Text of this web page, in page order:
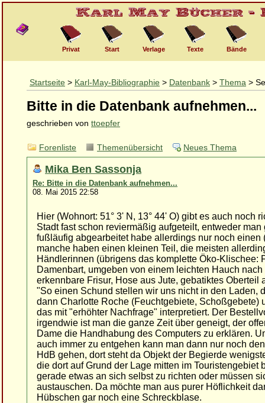
Privat Start Verlage Texte Bände
Startseite > Karl-May-Bibliographie > Datenbank > Thema >
Bitte in die Datenbank aufnehmen...
geschrieben von ttoepfer
Forenliste Themenübersicht Neues Thema
Mika Ben Sassonja
Re: Bitte in die Datenbank aufnehmen...
08. Mai 2015 22:58
Hier (Wohnort: 51° 3' N, 13° 44' O) gibt es auch
Stadt fast schon reviermäßig aufgeteilt, entweder
fußläufig abgearbeitet habe allerdings nur noch
manche haben einen kleinen Teil, die meisten
Händlerinnen (übrigens das komplette Öko-
Damenbart, umgeben von einem leichten Hauch
erkennbare Frisur, Hose aus Jute, gebatiktes
"So einen Schund stellen wir uns nicht in den Laden,
dann Charlotte Roche (Feuchtgebiete,
das mit "erhöhter Nachfrage" interpretiert. Der
irgendwie ist man die ganze Zeit über geneigt, der
Dame die Handhabung des Computers zu erklären.
auch immer zu entgehen kann man dann nur noch
HdB gehen, dort steht da Objekt der Begierde
die dort auf Grund der Lage mitten im
gerade etwas an sich selbst zu richten oder müssen
austauschen. Da möchte man aus purer Höflichkeit
Hübschen gar noch eine Schreckblase.